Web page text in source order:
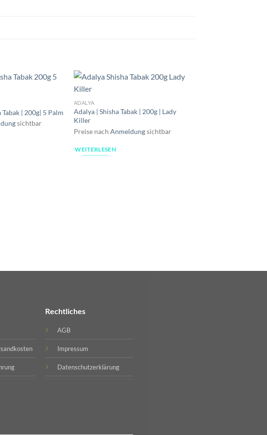
| 200g| 5 Palm
sichtbar
ADALYA
Adalya | Shisha Tabak | 200g | Lady
Killer
Preise nach Anmeldungsichtbar
WEITERLESEN
Rechtliches
AGB
Impressum
Datenschutzerklärung